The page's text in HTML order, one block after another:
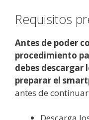
Requisitos
Antes de poder
procedimiento
debes descargar
preparar el
antes de